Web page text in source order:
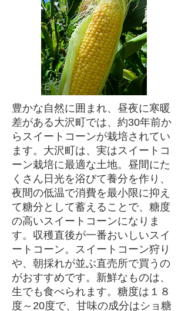
豊かな自然に囲まれ、昼夜に寒暖
差がある大沢町では、約30年前か
らスイートコーンが栽培されてい
ます。大沢町は、実はスイートコ
ーン栽培に最適な土地。昼間にた
くさん日光を浴びて養分を作り、
夜間の低温で消費を最小限に抑え
て糖分として蓄えることで、糖度
の高いスイートコーンになりま
す。収穫直後が一番おいしいスイ
ートコーン。スイートコーン狩り
や、朝採れが並ぶ直売所で買うの
がおすすめです。新鮮なものは、
生でも食べられます。糖度は１８
度～20度で、甘味の成分はショ糖